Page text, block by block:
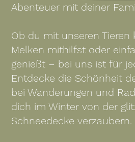
Abenteuer mit deiner
Ob du mit unseren Tieren
Melken mithilfst oder
genießt – bei uns ist für
Entdecke die Schönheit
bei Wanderungen und
dich im Winter von der
Schneedecke verzaubern.